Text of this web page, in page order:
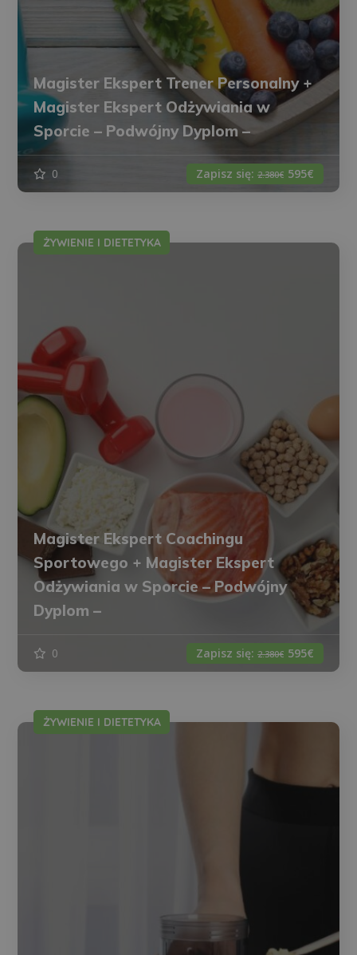
Magister Ekspert Trener Personalny +
Magister Ekspert Odżywiania w
Sporcie – Podwójny Dyplom –
0 Zapisz się: 2.380€ 595€
ŻYWIENIE I DIETETYKA
Magister Ekspert Coachingu
Sportowego + Magister Ekspert
Odżywiania w Sporcie – Podwójny
Dyplom –
0 Zapisz się: 2.380€ 595€
ŻYWIENIE I DIETETYKA